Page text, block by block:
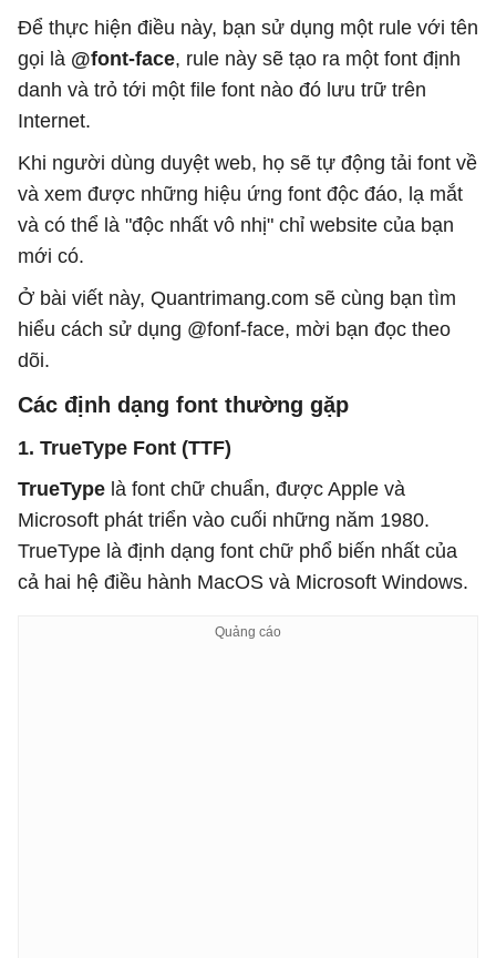
Để thực hiện điều này, bạn sử dụng một rule với tên
gọi là @font-face, rule này sẽ tạo ra một font định
danh và trỏ tới một file font nào đó lưu trữ trên
Internet.
Khi người dùng duyệt web, họ sẽ tự động tải font về
và xem được những hiệu ứng font độc đáo, lạ mắt
và có thể là "độc nhất vô nhị" chỉ website của bạn
mới có.
Ở bài viết này, Quantrimang.com sẽ cùng bạn tìm
hiểu cách sử dụng @fonf-face, mời bạn đọc theo
dõi.
Các định dạng font thường gặp
1. TrueType Font (TTF)
TrueType là font chữ chuẩn, được Apple và
Microsoft phát triển vào cuối những năm 1980.
TrueType là định dạng font chữ phổ biến nhất của
cả hai hệ điều hành MacOS và Microsoft Windows.